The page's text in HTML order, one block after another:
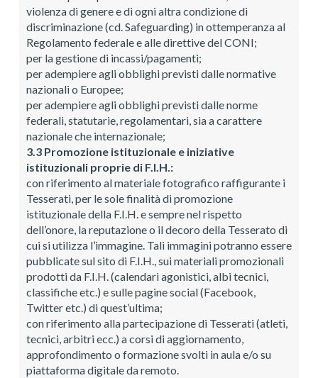
violenza di genere e di ogni altra condizione di
discriminazione (cd. Safeguarding) in ottemperanza al
Regolamento federale e alle direttive del CONI;
per la gestione di incassi/pagamenti;
per adempiere agli obblighi previsti dalle normative
nazionali o Europee;
per adempiere agli obblighi previsti dalle norme
federali, statutarie, regolamentari, sia a carattere
nazionale che internazionale;
3.3 Promozione istituzionale e iniziative
istituzionali proprie di F.I.H.:
con riferimento al materiale fotografico raffigurante i
Tesserati, per le sole finalità di promozione
istituzionale della F.I.H. e sempre nel rispetto
dell’onore, la reputazione o il decoro della Tesserato di
cui si utilizza l’immagine. Tali immagini potranno essere
pubblicate sul sito di F.I.H., sui materiali promozionali
prodotti da F.I.H. (calendari agonistici, albi tecnici,
classifiche etc.) e sulle pagine social (Facebook,
Twitter etc.) di quest’ultima;
con riferimento alla partecipazione di Tesserati (atleti,
tecnici, arbitri ecc.) a corsi di aggiornamento,
approfondimento o formazione svolti in aula e/o su
piattaforma digitale da remoto.